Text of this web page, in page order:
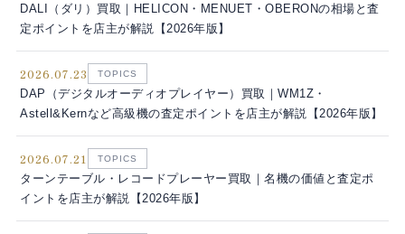
DALI（ダリ）買取｜HELICON・MENUET・OBERONの相場と査
定ポイントを店主が解説【2026年版】
2026.07.23 TOPICS
DAP（デジタルオーディオプレイヤー）買取｜WM1Z・
Astell&Kernなど高級機の査定ポイントを店主が解説【2026年版】
2026.07.21 TOPICS
ターンテーブル・レコードプレーヤー買取｜名機の価値と査定ポ
イントを店主が解説【2026年版】